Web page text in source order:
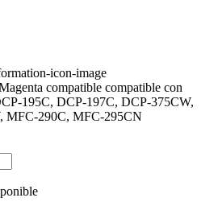
compatible compatible con
195C, DCP-197C, DCP-375CW,
MFC-290C, MFC-295CN